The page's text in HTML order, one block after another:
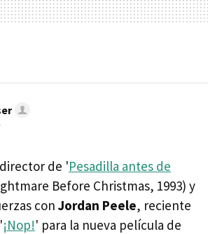
de 'Pesadilla antes de
Before Christmas, 1993) y
con Jordan Peele, reciente
¡Nop!' para la nueva película de